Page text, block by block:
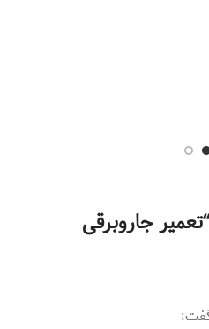
تعمیر جاروبرقی